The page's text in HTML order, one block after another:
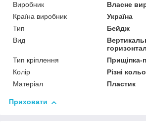
Виробник
Власне
Країна виробник
Україна
Тип
Бейдж
Вид
Тип кріплення
Прищіпка-
Колір
Різні
Матеріал
Пластик
Приховати